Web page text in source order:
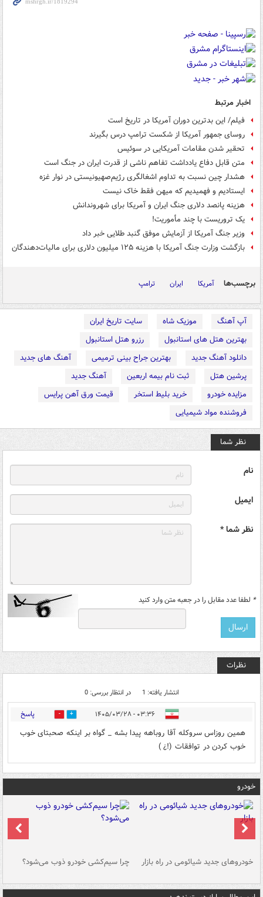
اخبار مرتبط
فیلم/ این بدترین دوران آمریکا در تاریخ است
روسای جمهور آمریکا از شکست ترامپ درس بگیرند
تحقیر شدن مقامات آمریکایی در سوئیس
متن قابل دفاع یادداشت تفاهم ناشی از قدرت ایران در جنگ است
هشدار چین نسبت به تداوم اشغالگری رژیم‌صهیونیستی در نوار غزه
ایستادیم و فهمیدیم که میهن فقط خاک نیست
هزینه پانصد دلاری جنگ ایران و آمریکا برای شهروندانش
یک تروریست با چند مأموریت!
وزیر جنگ آمریکا از آزمایش موفق گنبد طلایی خبر داد
بازگشت وزارت جنگ آمریکا با هزینه ۱۲۵ میلیون دلاری برای مالیات‌دهندگان
برچسب‌ها آمریکا ایران ترامپ
آپ آهنگ موزیک شاه
سایت تاریخ ایران
بهترین هتل های استانبول
رزرو هتل استانبول
دانلود آهنگ جدید
بهترین جراح بینی ترمیمی
آهنگ های جدید
پرشین هتل
ثبت نام بیمه اربعین
آهنگ جدید
مزایده خودرو
خرید بلیط استخر
قیمت ورق آهن پرایس
فروشنده مواد شیمیایی
نظر شما
نام
ایمیل
نظر شما *
* لطفا عدد مقابل را در جعبه متن وارد کنید
نظرات
انتشار یافته: 1 در انتظار بررسی: 0
۰۳:۳۶ - ۱۴۰۵/۰۳/۲۸ 0 پاسخ
همین روزاس سروکله آقا روباهه پیدا بشه _ گواه بر اینکه صحبتای خوب
خوب کردن در توافقات (!¿ )
خودرو
خودروهای جدید شیائومی در راه بازار چرا سیم‌کشی خودرو ذوب می‌شود؟